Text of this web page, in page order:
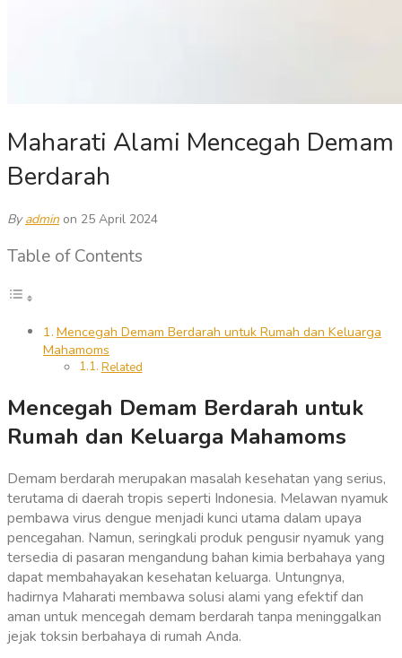
Maharati Alami Mencegah Demam
Berdarah
Byadmin on 25 April 2024
Table of Contents
Mencegah Demam Berdarah untuk Rumah dan Keluarga
Mahamoms
Related
Mencegah Demam Berdarah untuk
Rumah dan Keluarga Mahamoms
Demam berdarah merupakan masalah kesehatan yang serius,
terutama di daerah tropis seperti Indonesia. Melawan nyamuk
pembawa virus dengue menjadi kunci utama dalam upaya
pencegahan. Namun, seringkali produk pengusir nyamuk yang
tersedia di pasaran mengandung bahan kimia berbahaya yang
dapat membahayakan kesehatan keluarga. Untungnya,
hadirnya Maharati membawa solusi alami yang efektif dan
aman untuk mencegah demam berdarah tanpa meninggalkan
jejak toksin berbahaya di rumah Anda.